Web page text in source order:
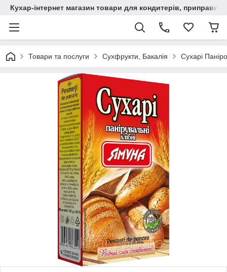
Кухар-інтернет магазин товари для кондитерів, приправи,
Товари та послуги Сухфрукти, Бакалія Сухарі